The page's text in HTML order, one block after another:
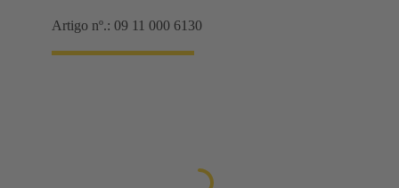
Artigo nº.: 09 11 000 6130